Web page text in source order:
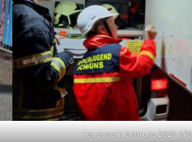
Feuerwehr Schruns 2025 6/6